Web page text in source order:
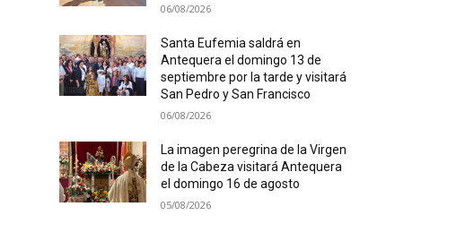
06/08/2026
Santa Eufemia saldrá en
Antequera el domingo 13 de
septiembre por la tarde y visitará
San Pedro y San Francisco
06/08/2026
La imagen peregrina de la Virgen
de la Cabeza visitará Antequera
el domingo 16 de agosto
05/08/2026